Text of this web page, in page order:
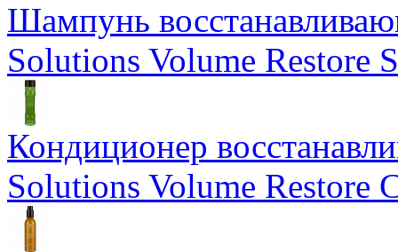
Шампунь
Solutions Volume Restore
Кондиционер
Solutions Volume Restore